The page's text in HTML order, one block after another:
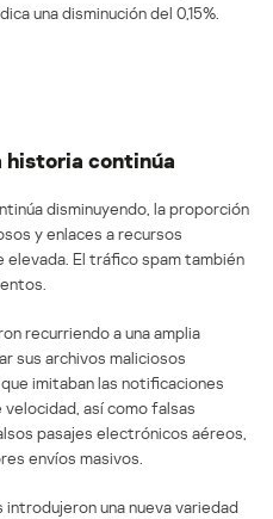
una disminución del 0,15%.
historia continúa
disminuyendo, la proporción
y enlaces a recursos
El tráfico spam también
recurriendo a una amplia
sus archivos maliciosos
imitaban las notificaciones
así como falsas
pasajes electrónicos aéreos,
envíos masivos.
una nueva variedad